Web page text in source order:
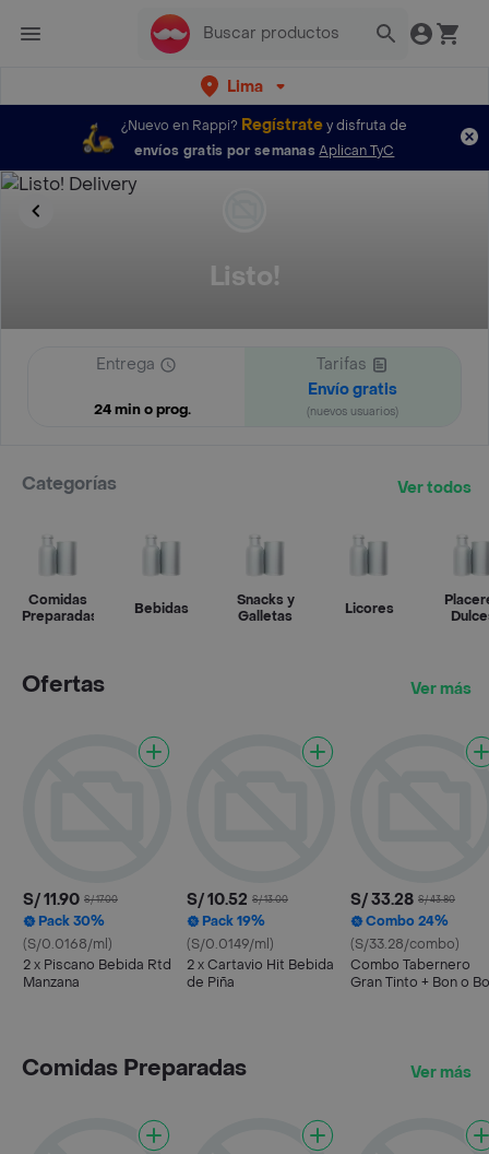
Lima
¿Nuevo en Rappi? Regístratey disfruta de
envíos gratis por semanas Aplican TyC
Listo!
Entrega
24 min o prog.
Tarifas
Envío gratis
(nuevos usuarios)
Categorías Ver todos
Comidas
Preparadas
Bebidas
Snacks y
Galletas
Licores
Ofertas Ver más
S/ 11.90 S/ 17.00
Pack 30%
(S/0.0168/ml)
2 x Piscano Bebida Rtd
Manzana
S/ 10.52 S/ 13.00
Pack 19%
(S/0.0149/ml)
2 x Cartavio Hit Bebida
de Piña
S/ 33.28 S/ 43.80
Combo 24%
(S/33.28/combo)
Combo Tabernero
Gran Tinto + Bon o
Comidas Preparadas Ver más